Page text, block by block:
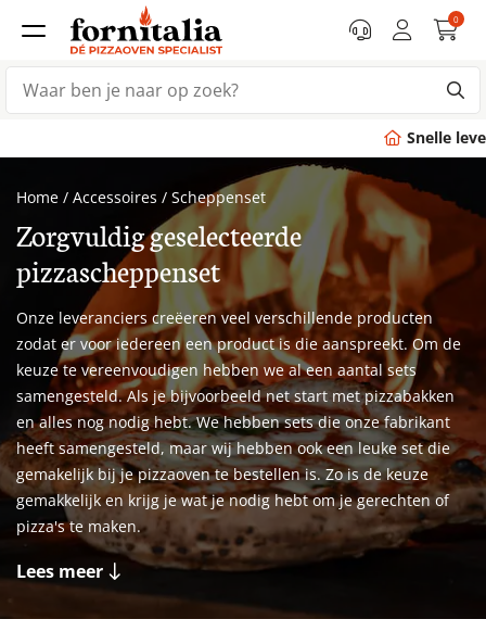
0
binnen 7 dagen
Home / Accessoires / Scheppenset
Zorgvuldig geselecteerde
pizzascheppenset
Onze leveranciers creëeren veel verschillende producten
zodat er voor iedereen een product is die aanspreekt. Om de
keuze te vereenvoudigen hebben we al een aantal sets
samengesteld. Als je bijvoorbeeld net start met pizzabakken
en alles nog nodig hebt. We hebben sets die onze fabrikant
heeft samengesteld, maar wij hebben ook een leuke set die
gemakelijk bij je pizzaoven te bestellen is. Zo is de keuze
gemakkelijk en krijg je wat je nodig hebt om je gerechten of
pizza's te maken.
Lees meer